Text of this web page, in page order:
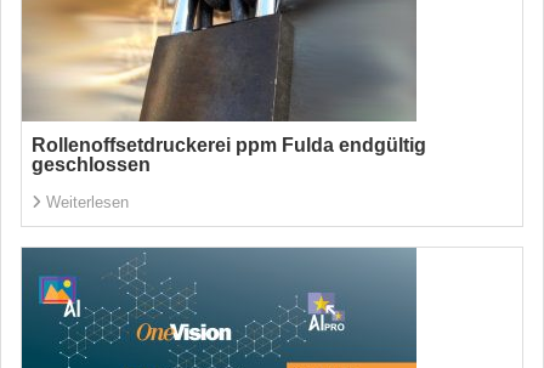
Rollenoffsetdruckerei ppm Fulda endgültig
geschlossen
Weiterlesen